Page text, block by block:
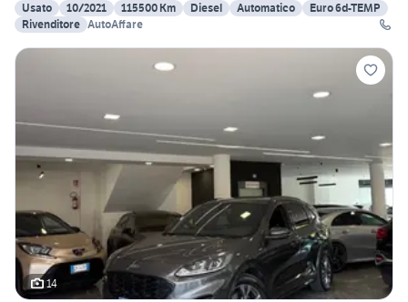
Usato
10/2021 115500 Km Diesel Automatico
Euro 6d-TEMP
Rivenditore AutoAffare
14